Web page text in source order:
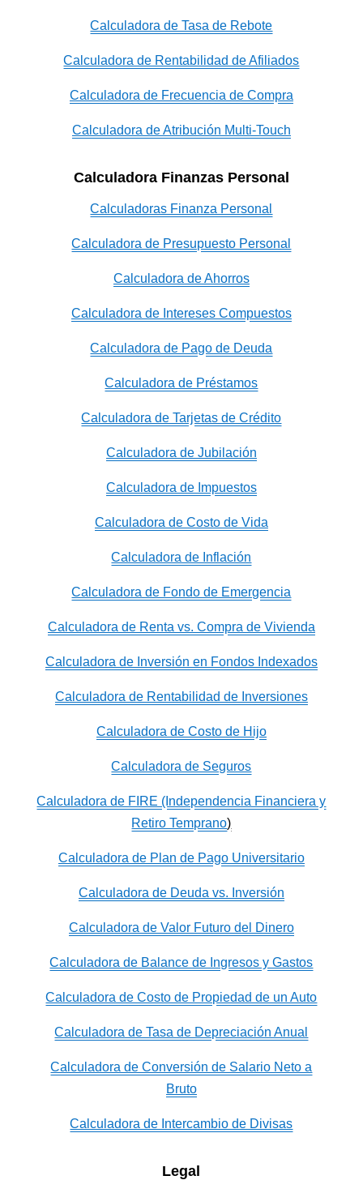
Calculadora de Tasa de Rebote
Calculadora de Rentabilidad de Afiliados
Calculadora de Frecuencia de Compra
Calculadora de Atribución Multi-Touch
Calculadora Finanzas Personal
Calculadoras Finanza Personal
Calculadora de Presupuesto Personal
Calculadora de Ahorros
Calculadora de Intereses Compuestos
Calculadora de Pago de Deuda
Calculadora de Préstamos
Calculadora de Tarjetas de Crédito
Calculadora de Jubilación
Calculadora de Impuestos
Calculadora de Costo de Vida
Calculadora de Inflación
Calculadora de Fondo de Emergencia
Calculadora de Renta vs. Compra de Vivienda
Calculadora de Inversión en Fondos Indexados
Calculadora de Rentabilidad de Inversiones
Calculadora de Costo de Hijo
Calculadora de Seguros
Calculadora de FIRE (Independencia Financiera y
Retiro Temprano)
Calculadora de Plan de Pago Universitario
Calculadora de Deuda vs. Inversión
Calculadora de Valor Futuro del Dinero
Calculadora de Balance de Ingresos y Gastos
Calculadora de Costo de Propiedad de un Auto
Calculadora de Tasa de Depreciación Anual
Calculadora de Conversión de Salario Neto a
Bruto
Calculadora de Intercambio de Divisas
Legal